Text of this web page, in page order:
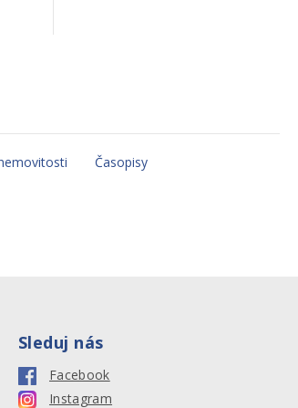
Časopisy
Sleduj nás
Facebook
Instagram